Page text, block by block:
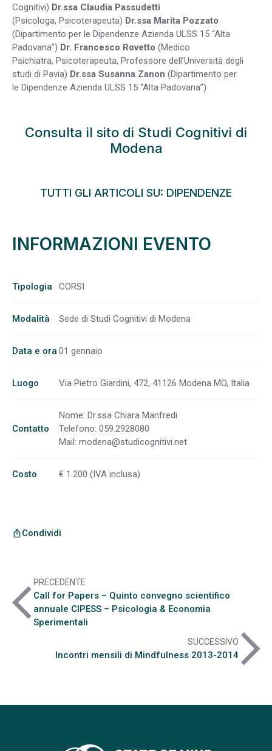
Cognitivi) Dr.ssa Claudia Passudetti
(Psicologa, Psicoterapeuta) Dr.ssa Marita Pozzato
(Dipartimento per le Dipendenze Azienda ULSS 15 “Alta
Padovana”) Dr. Francesco Rovetto (Medico
Psichiatra, Psicoterapeuta, Professore dell’Università degli
studi di Pavia) Dr.ssa Susanna Zanon (Dipartimento per
le Dipendenze Azienda ULSS 15 “Alta Padovana”)
Consulta il sito di Studi Cognitivi di
Modena
TUTTI GLI ARTICOLI SU: DIPENDENZE
INFORMAZIONI EVENTO
Tipologia CORSI
Modalità Sede di Studi Cognitivi di Modena
Data e ora 01 gennaio
Luogo Via Pietro Giardini, 472, 41126 Modena MO, Italia
Contatto
Nome: Dr.ssa Chiara Manfredi
Telefono: 059.2928080
Mail: modena@studicognitivi.net
Costo € 1.200 (IVA inclusa)
ios_shareCondividi
arrow_back_ios
PRECEDENTE
Call for Papers – Quinto convegno scientifico
annuale CIPESS – Psicologia & Economia
Sperimentali
SUCCESSIVO
Incontri mensili di Mindfulness 2013-2014arrow_forward_ios